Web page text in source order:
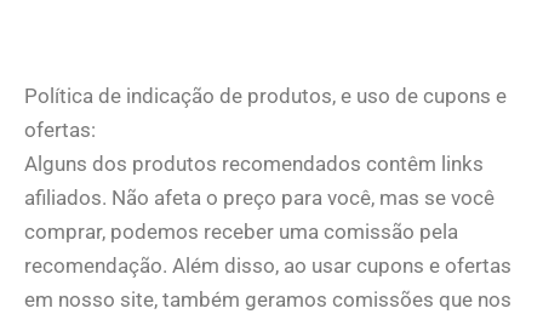
Política de indicação de produtos, e uso de cupons e
ofertas:
Alguns dos produtos recomendados contêm links
afiliados. Não afeta o preço para você, mas se você
comprar, podemos receber uma comissão pela
recomendação. Além disso, ao usar cupons e ofertas
em nosso site, também geramos comissões que nos